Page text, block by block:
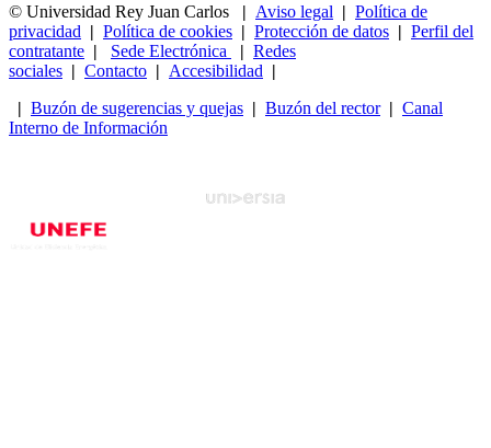
© Universidad Rey Juan Carlos
| Aviso legal | Política de
privacidad | Política de cookies | Protección de datos | Perfil del
contratante | Sede Electrónica | Redes
sociales | Contacto | Accesibilidad |
| Buzón de sugerencias y quejas | Buzón del rector| Canal
Interno de Información